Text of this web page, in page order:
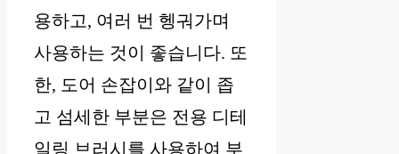
용하고, 여러 번 헹궈가며
사용하는 것이 좋습니다. 또
한, 도어 손잡이와 같이 좁
고 섬세한 부분은 전용 디테
일링 브러시를 사용하여 부